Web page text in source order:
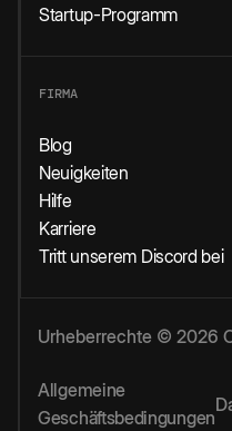
Startup-Programm
FIRMA
Blog
Neuigkeiten
Hilfe
Karriere
Tritt unserem Discord bei
Urheberrechte © 2026
Allgemeine
Geschäftsbedingungen